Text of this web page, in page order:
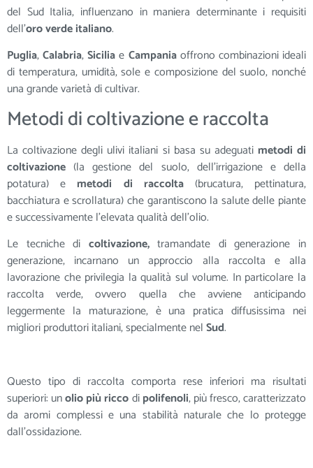
del Sud Italia, influenzano in maniera determinante i requisiti
dell’oro verde italiano.
Puglia,Calabria,Siciliae Campaniaoffrono combinazioni ideali
di temperatura, umidità, sole e composizione del suolo, nonché
una grande varietà di cultivar.
Metodi di coltivazione e raccolta
La coltivazione degli ulivi italiani si basa su adeguati metodi di
coltivazione (la gestione del suolo, dell’irrigazione e della
potatura) e metodi di raccolta(brucatura, pettinatura,
bacchiatura e scrollatura) che garantiscono la salute delle piante
e successivamente l’elevata qualità dell’olio.
Le tecniche di coltivazione,tramandate di generazione in
generazione, incarnano un approccio alla raccolta e alla
lavorazione che privilegia la qualità sul volume. In particolare la
raccolta verde, ovvero quella che avviene anticipando
leggermente la maturazione, è una pratica diffusissima nei
migliori produttori italiani, specialmente nelSud.
Questo tipo di raccolta comporta rese inferiori ma risultati
superiori: unolio più riccodipolifenoli, più fresco, caratterizzato
da aromi complessi e una stabilità naturale che lo protegge
dall’ossidazione.